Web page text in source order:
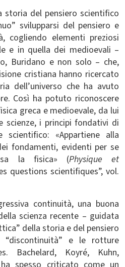
storia del pensiero scientifico
svilupparsi del pensiero e
cogliendo elementi preziosi
e in quella dei medioevali –
Buridano e non solo – che,
cristiana hanno ricercato
dell’universo che ha avuto
Così ha potuto riconoscere
greca e medioevale, da lui
scienze, i principi fondativi di
«Appartiene alla
fondamenti, evidenti per se
la fisica» (Physique et
questions scientifiques”, vol.
continuità, una buona
scienza recente – guidata
della storia e del pensiero
e le rotture
Bachelard, Koyré, Kuhn,